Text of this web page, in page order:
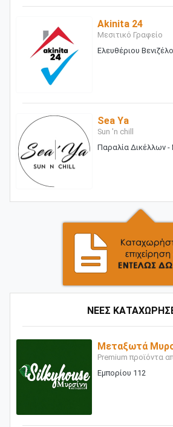
Akinita 24
Μεσιτικό Γραφείο
Ελευθέριου
Sea Ya
Sun 'n chill
Παραλία Δικέλλων -
ΝΕΕΣ
Μεταξωτά
Premium προϊόντα
Εμπορίου 112